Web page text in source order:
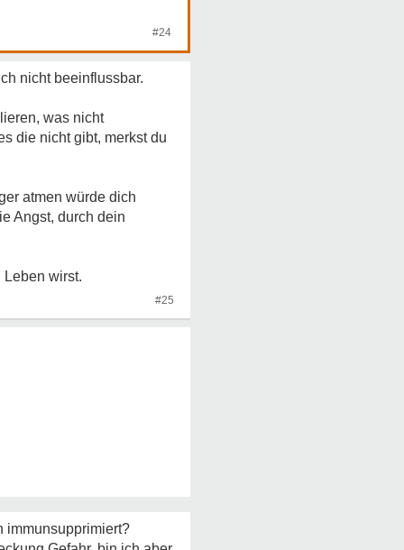
#24
nicht beeinflussbar.
was nicht
die nicht gibt, merkst du
atmen würde dich
Angst, durch dein
Leben wirst.
#25
immunsupprimiert?